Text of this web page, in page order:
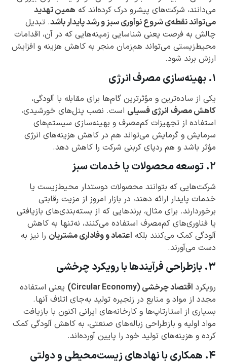
می‌دانند، شرکت‌های پیشرو درک کرده‌اند که همین تهدید
می‌تواند نقطه‌ی شروع نوآوری سبز و رشد پایدار باشد. تبدیل
چالش به فرصت یعنی شناسایی زمینه‌هایی که در آن، اقدامات
محیط‌زیستی می‌تواند هم‌زمان منجر به کاهش هزینه و افزایش
ارزش برند شود.
۱. بهینه‌سازی مصرف انرژی
یکی از ساده‌ترین و مؤثرترین گام‌ها برای مقابله با آلودگی،
کاهش مصرف انرژی فسیلی است. نصب پنل‌های خورشیدی،
استفاده از تجهیزات کم‌مصرف و بهینه‌سازی سیستم‌های
سرمایش و گرمایش می‌تواند هم در کاهش هزینه‌های انرژی
مؤثر باشد و هم ردپای کربنی شرکت را کاهش دهد.
۲. توسعه محصولات یا خدمات سبز
شرکت‌هایی که بتوانند محصولات دوستدار محیط‌زیست یا
خدمات پایدار ارائه دهند، در بازار امروز از مزیت رقابتی
برخوردارند. برای مثال، برندهایی که از بسته‌بندی‌های بازیافتی
یا فناوری‌های کم‌مصرف استفاده می‌کنند، نه‌تنها به کاهش
آلودگی کمک می‌کنند بلکه اعتماد و وفاداری مشتریان را نیز به
دست می‌آورند.
۳. بازطراحی فرآیندها با رویکرد چرخشی
رویکرد اقتصاد چرخشی (Circular Economy)
یعنی استفاده
مجدد از مواد و منابع در زنجیره تولید به‌جای اتلاف آنها.
بسیاری از استارتاپ‌ها و کارخانه‌های ایرانی اکنون با بازیافت
مواد اولیه و بازطراحی زباله‌های صنعتی، به کاهش آلودگی کمک
کرده و هزینه‌های تولید خود را پایین آورده‌اند.
۴. همکاری با نهادهای زیست‌محیطی و دولتی